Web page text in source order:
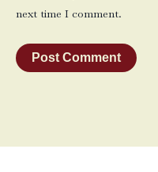
next time I comment.